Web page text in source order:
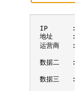
IP	: 216.73.217.162
地址	: 美国 俄亥俄州 特拉华县
运营商	: Amazon
数据二	: 美国 俄亥俄州 特拉华县 | Amazon
数据三	: United States Ohio Columbus | Amazon.com, Inc.